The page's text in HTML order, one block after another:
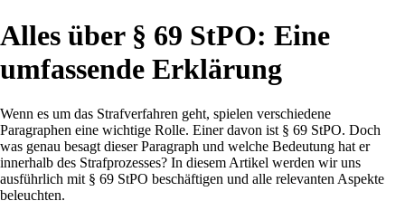
Alles über § 69 StPO: Eine
umfassende Erklärung
Wenn es um das Strafverfahren geht, spielen verschiedene
Paragraphen eine wichtige Rolle. Einer davon ist § 69 StPO. Doch
was genau besagt dieser Paragraph und welche Bedeutung hat er
innerhalb des Strafprozesses? In diesem Artikel werden wir uns
ausführlich mit § 69 StPO beschäftigen und alle relevanten Aspekte
beleuchten.